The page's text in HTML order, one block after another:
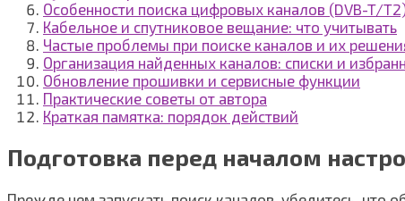
Особенности поиска цифровых каналов (DVB-T/
Кабельное и спутниковое вещание: что учитывать
Частые проблемы при поиске каналов и их
Организация найденных каналов: списки и
Обновление прошивки и сервисные функции
Практические советы от автора
Краткая памятка: порядок действий
Подготовка перед началом